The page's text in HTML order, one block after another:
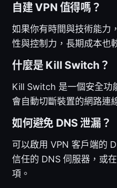
自建 VPN 值得嗎？
如果你有時間與技術能力
性與控制力，長期成本也
什麼是 Kill Switch？
Kill Switch 是一個安全功
會自動切斷裝置的網路連
如何避免 DNS 泄漏？
可以啟用 VPN 客戶端的
信任的 DNS 伺服器，或
項。